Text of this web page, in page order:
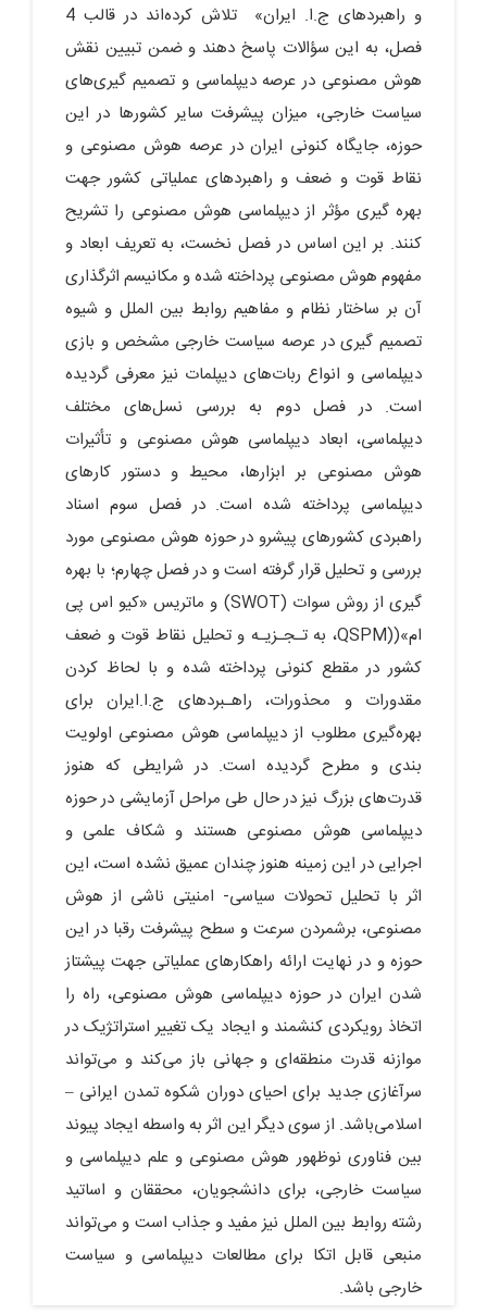
و راهبردهای ج.ا. ایران» ‌‌ تلاش کرده‌اند در قالب 4
فصل، به این سؤالات پاسخ دهند و ضمن تبیین نقش
هوش مصنوعی در عرصه دیپلماسی و تصمیم گیری‌های
سیاست خارجی، میزان پیشرفت سایر کشورها در این
حوزه، جایگاه کنونی ایران در عرصه هوش مصنوعی و
نقاط قوت و ضعف و راهبردهای عملیاتی کشور جهت
بهره گیری مؤثر از دیپلماسی هوش مصنوعی را تشریح‌‌‌‌
‌کنند. بر این اساس در فصل نخست، به تعریف ابعاد و
مفهوم هوش مصنوعی پرداخته شده و مکانیسم اثرگذاری
آن بر ساختار نظام و مفاهیم روابط بین الملل و شیوه
تصمیم گیری در عرصه سیاست خارجی‌‌‌‌ مشخص و بازی
دیپلماسی و انواع ربات‌های دیپلمات نیز معرفی گردیده‌
است. در فصل دوم به بررسی نسل‌های مختلف
دیپلماسی، ابعاد دیپلماسی هوش مصنوعی و تأثیرات
هوش مصنوعی بر ابزارها، محیط و دستور کار‌‌های
دیپلماسی پرداخته شده است. در فصل سوم اسناد
راهبردی کشور‌‌‌‌‌‌‌های پیشرو در حوزه هوش مصنوعی مورد
بررسی و تحلیل قرار گرفته است و در فصل چهارم؛ با بهره
گیری از روش سوات (SWOT) و ماتریس «کیو اس پی
ام»((QSPM، به تـجـزیـه و تحلیل‌‌ نقاط قوت و ضعف
کشور در مقطع کنونی پرداخته شده و با لحاظ کردن
مقدورات و محذورات، راهـبردهای ج.ا.ایران برای
بهره‌گیری مطلوب از دیپلماسی هوش مصنوعی اولویت
بندی و مطرح گردیده است. در شرایطی که هنوز
قدرت‌‌های بزرگ نیز در حال طی مراحل آزمایشی در حوزه
دیپلماسی هوش مصنوعی هستند و شکاف علمی و
اجرایی در این زمینه هنوز چندان عمیق نشده است، این
اثر با تحلیل تحولات سیاسی- امنیتی ناشی از هوش
مصنوعی، برشمردن سرعت و سطح پیشرفت رقبا در این
حوزه و در نهایت ارائه راهکار‌‌های عملیاتی جهت پیشتاز
شدن ایران در حوزه دیپلماسی هوش مصنوعی، راه را
اتخاذ رویکردی کنشمند و ایجاد یک تغییر استراتژیک در
موازنه قدرت منطقه‌ای و جهانی باز‌ می‌‌کند و‌ می‌‌تواند
سرآغازی جدید برای احیای دوران شکوه تمدن ایرانی –
اسلامی‌باشد. از سوی دیگر این اثر به واسطه ایجاد پیوند
بین فناوری نوظهور هوش مصنوعی و علم دیپلماسی و
سیاست خارجی، برای دانشجویان، محققان و اساتید
رشته روابط بین الملل نیز مفید و جذاب است و می‌تواند
منبعی قابل اتکا برای مطالعات دیپلماسی و سیاست
خارجی باشد.